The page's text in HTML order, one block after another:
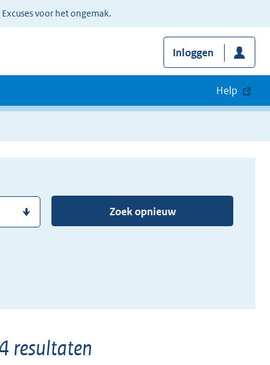
voor het ongemak.
Inloggen
Help
Zoek opnieuw
resultaten